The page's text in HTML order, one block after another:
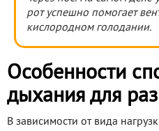
рот успешно помогает
кислородном голодании.
Особенности
дыхания для
В зависимости от вида